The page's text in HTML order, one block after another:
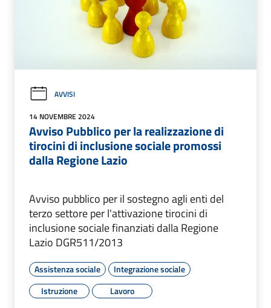
AVVISI
14 NOVEMBRE 2024
Avviso Pubblico per la realizzazione di
tirocini di inclusione sociale promossi
dalla Regione Lazio
Avviso pubblico per il sostegno agli enti del
terzo settore per l'attivazione tirocini di
inclusione sociale finanziati dalla Regione
Lazio DGR511/2013
Assistenza sociale
Integrazione sociale
Istruzione
Lavoro